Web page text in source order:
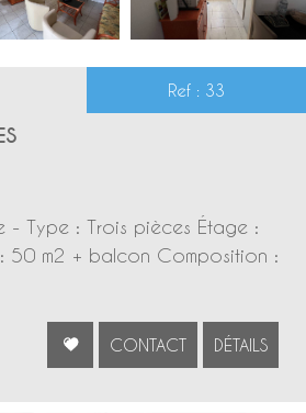
Ref : 33
- Type : Trois pièces Étage :
50 m2 + balcon Composition :
CONTACT DÉTAILS